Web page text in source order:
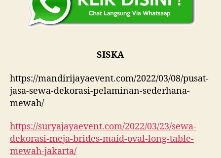
SISKA
https://mandirijayaevent.com/2022/03/08/pusat-
jasa-sewa-dekorasi-pelaminan-sederhana-
mewah/
https://suryajayaevent.com/2022/03/23/sewa-
dekorasi-meja-brides-maid-oval-long-table-
mewah-jakarta/